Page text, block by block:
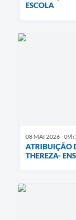
ESCOLA
08 MAI 2026 -
ATRIBUIÇÃO
THEREZA-